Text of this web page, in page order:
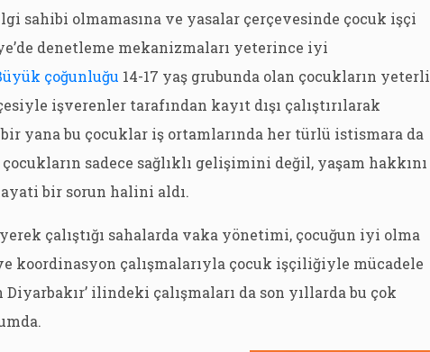
sahibi olmamasına ve yasalar çerçevesinde çocuk işçi
denetleme mekanizmaları yeterince iyi
çoğunluğu 14-17 yaş grubunda olan çocukların yeterli
işverenler tarafından kayıt dışı çalıştırılarak
yana bu çocuklar iş ortamlarında her türlü istismara da
sadece sağlıklı gelişimini değil, yaşam hakkını
bir sorun halini aldı.
çalıştığı sahalarda vaka yönetimi, çocuğun iyi olma
koordinasyon çalışmalarıyla çocuk işçiliğiyle mücadele
ilindeki çalışmaları da son yıllarda bu çok